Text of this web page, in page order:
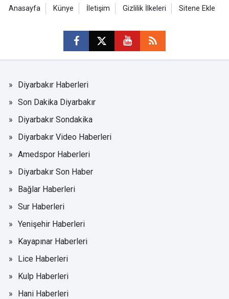
Anasayfa Künye İletişim Gizlilik İlkeleri Sitene Ekle
Diyarbakır Haberleri
Son Dakika Diyarbakır
Diyarbakır Sondakika
Diyarbakır Video Haberleri
Amedspor Haberleri
Diyarbakır Son Haber
Bağlar Haberleri
Sur Haberleri
Yenişehir Haberleri
Kayapınar Haberleri
Lice Haberleri
Kulp Haberleri
Hani Haberleri